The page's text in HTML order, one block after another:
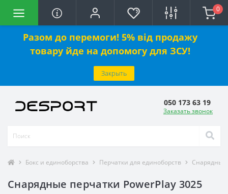
Разом до перемоги! 5% від продажу
товару йде на допомогу для ЗСУ!
Закрыть
0
050 173 63 19
Заказать звонок
Бокс и единоборства Перчатки для единоборств Снарядные
Снарядные перчатки PowerPlay 3025